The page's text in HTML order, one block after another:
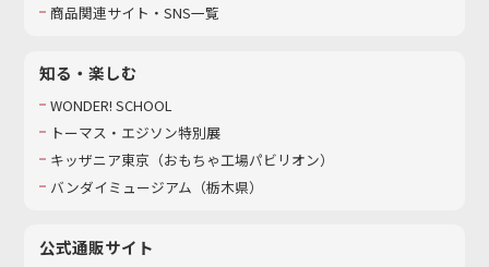
商品関連サイト・SNS一覧
知る・楽しむ
WONDER! SCHOOL
トーマス・エジソン特別展
キッザニア東京（おもちゃ工場パビリオン）​
バンダイミュージアム（栃木県）
公式通販サイト